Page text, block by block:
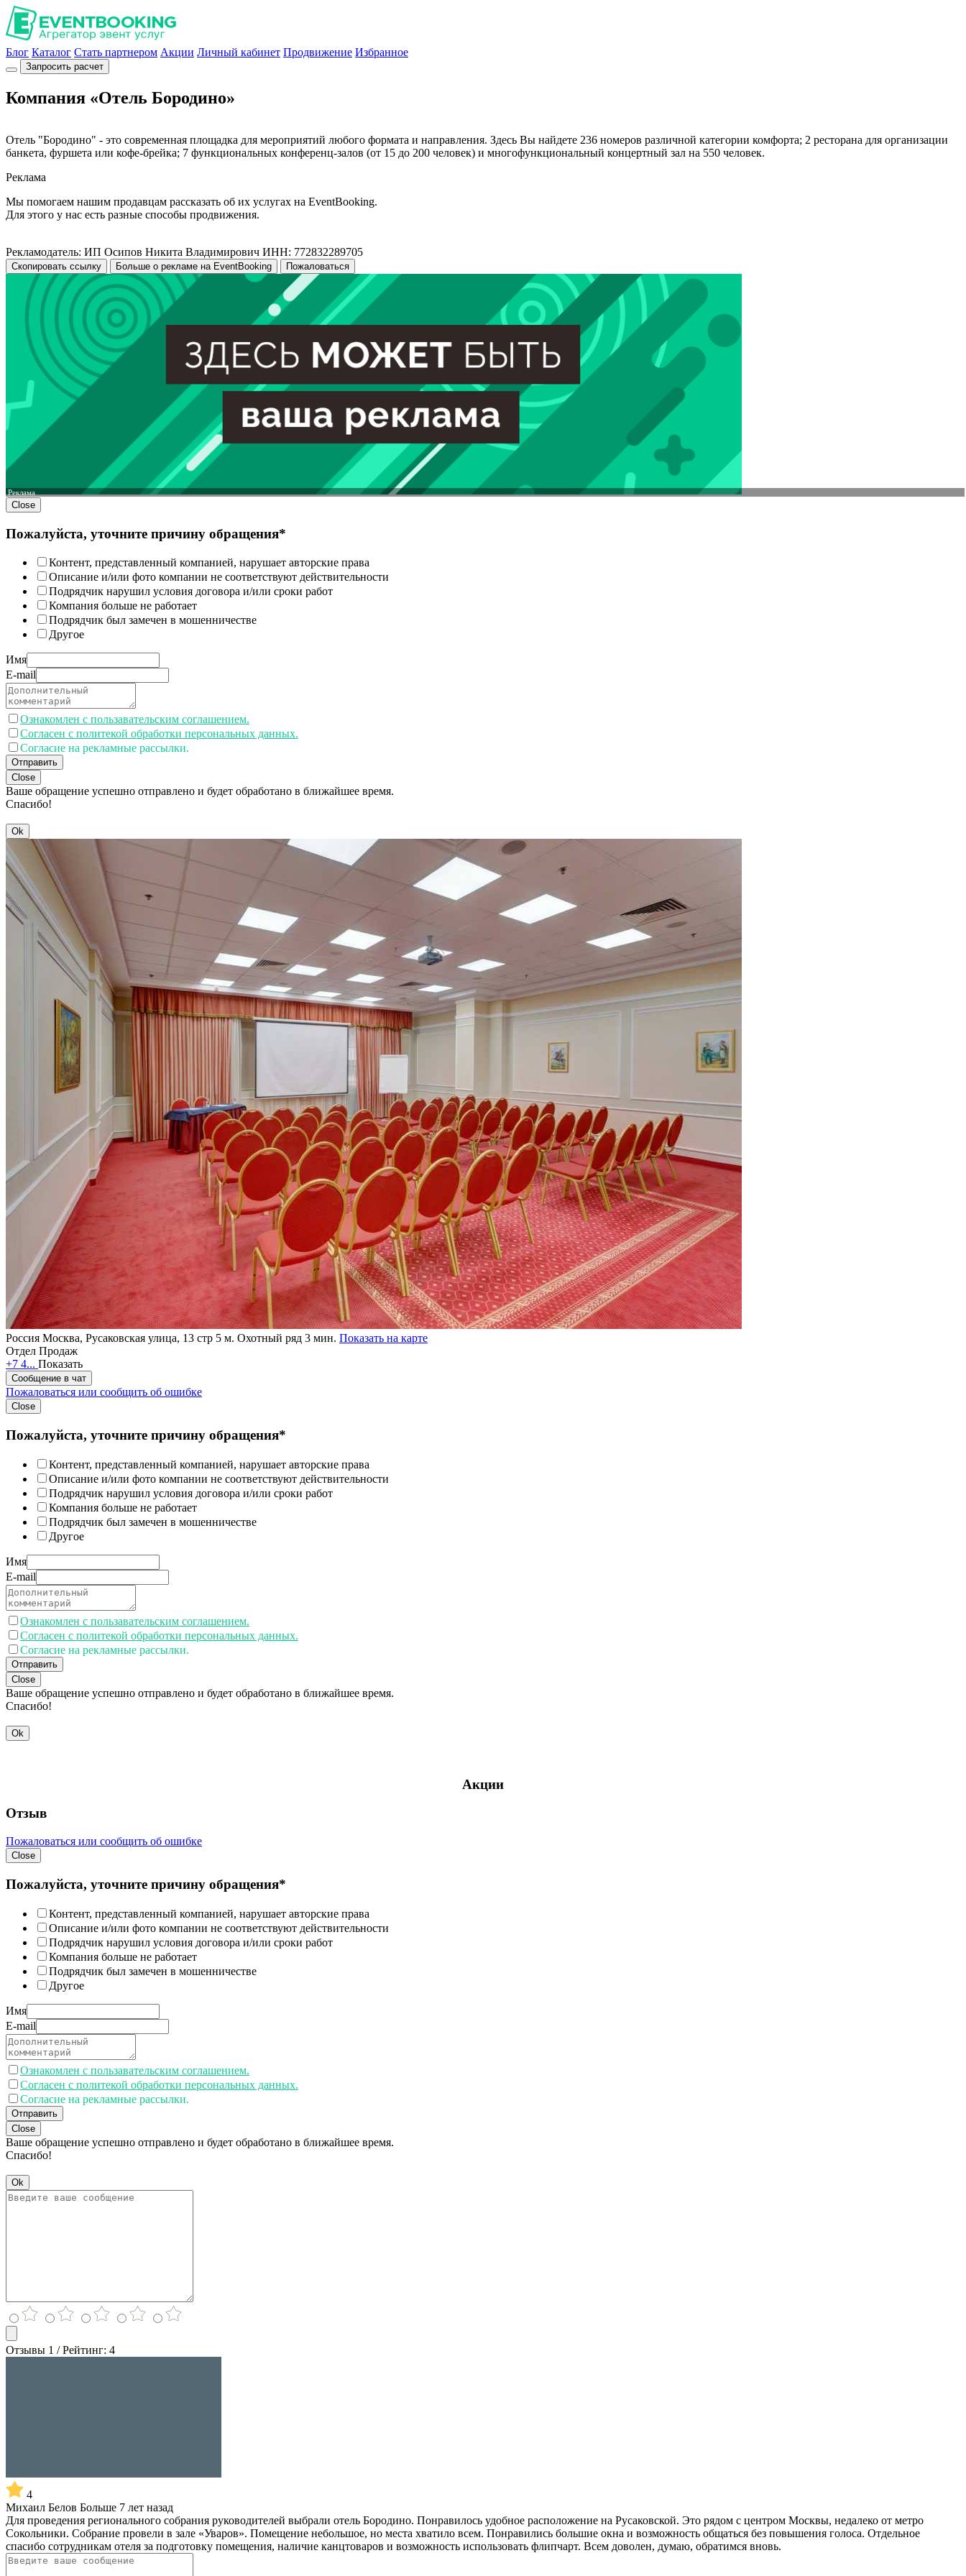
Блог Каталог Стать партнером Акции Личный кабинет Продвижение Избранное
Запросить расчет
Компания «Отель Бородино»
Отель "Бородино" - это современная площадка для мероприятий любого формата и направления. Здесь Вы найдете 236 номеров различной категории комфорта; 2 ресторана для организации
банкета, фуршета или кофе-брейка; 7 функциональных конференц-залов (от 15 до 200 человек) и многофункциональный концертный зал на 550 человек.
Реклама
Мы помогаем нашим продавцам рассказать об их услугах на EventBooking.
Для этого у нас есть разные способы продвижения.
Рекламодатель: ИП Осипов Никита Владимирович ИНН: 772832289705
Скопировать ссылку Больше о рекламе на EventBooking Пожаловаться
Реклама
Close
Пожалуйста, уточните причину обращения*
Контент, представленный компанией, нарушает авторские права
Описание и/или фото компании не соответствуют действительности
Подрядчик нарушил условия договора и/или сроки работ
Компания больше не работает
Подрядчик был замечен в мошенничестве
Другое
Имя
E-mail
Ознакомлен с пользавательским соглашением.
Согласен с политекой обработки персональных данных.
Согласие на рекламные рассылки.
Отправить
Close
Ваше обращение успешно отправлено и будет обработано в ближайшее время.
Спасибо!
Ok
Россия Москва, Русаковская улица, 13 стр 5 м. Охотный ряд 3 мин. Показать на карте
Отдел Продаж
+7 4... Показать
Сообщение в чат
Пожаловаться или сообщить об ошибке
Close
Пожалуйста, уточните причину обращения*
Контент, представленный компанией, нарушает авторские права
Описание и/или фото компании не соответствуют действительности
Подрядчик нарушил условия договора и/или сроки работ
Компания больше не работает
Подрядчик был замечен в мошенничестве
Другое
Имя
E-mail
Ознакомлен с пользавательским соглашением.
Согласен с политекой обработки персональных данных.
Согласие на рекламные рассылки.
Отправить
Close
Ваше обращение успешно отправлено и будет обработано в ближайшее время.
Спасибо!
Ok
Акции
Отзыв
Пожаловаться или сообщить об ошибке
Close
Пожалуйста, уточните причину обращения*
Контент, представленный компанией, нарушает авторские права
Описание и/или фото компании не соответствуют действительности
Подрядчик нарушил условия договора и/или сроки работ
Компания больше не работает
Подрядчик был замечен в мошенничестве
Другое
Имя
E-mail
Ознакомлен с пользавательским соглашением.
Согласен с политекой обработки персональных данных.
Согласие на рекламные рассылки.
Отправить
Close
Ваше обращение успешно отправлено и будет обработано в ближайшее время.
Спасибо!
Ok
Отзывы 1 / Рейтинг: 4
4
Михаил Белов Больше 7 лет назад
Для проведения регионального собрания руководителей выбрали отель Бородино. Понравилось удобное расположение на Русаковской. Это рядом с центром Москвы, недалеко от метро
Сокольники. Собрание провели в зале «Уваров». Помещение небольшое, но места хватило всем. Понравились большие окна и возможность общаться без повышения голоса. Отдельное
спасибо сотрудникам отеля за подготовку помещения, наличие канцтоваров и возможность использовать флипчарт. Всем доволен, думаю, обратимся вновь.